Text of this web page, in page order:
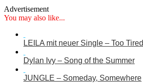
Advertisement
You may also like...
LEILA mit neuer Single – Too Tired
Dylan Ivy – Song of the Summer
JUNGLE – Someday, Somewhere